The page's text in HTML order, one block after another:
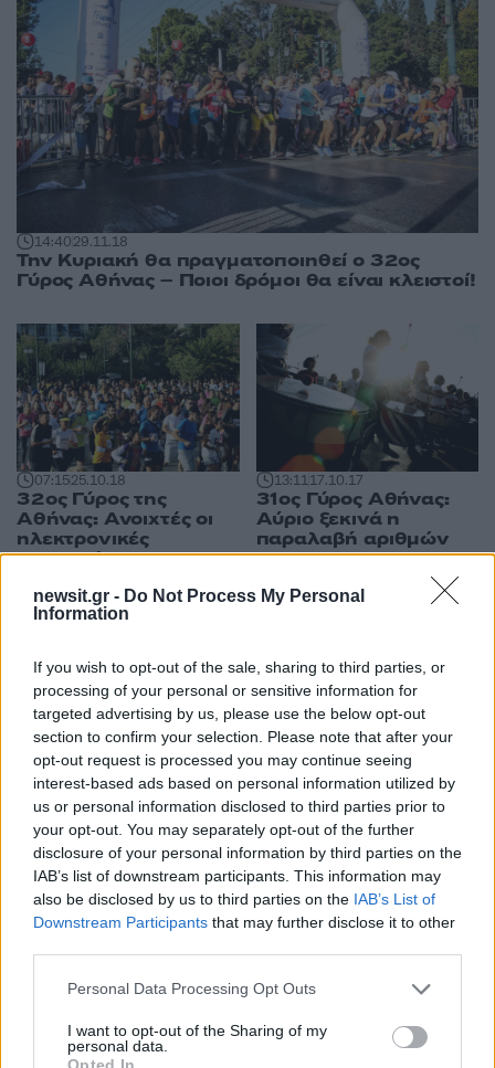
newsit.gr - Do Not Process My Personal
Information
If you wish to opt-out of the sale, sharing to third parties, or
processing of your personal or sensitive information for
targeted advertising by us, please use the below opt-out
section to confirm your selection. Please note that after your
opt-out request is processed you may continue seeing
interest-based ads based on personal information utilized by
us or personal information disclosed to third parties prior to
your opt-out. You may separately opt-out of the further
disclosure of your personal information by third parties on the
IAB’s list of downstream participants. This information may
also be disclosed by us to third parties on the IAB’s List of
Downstream Participants that may further disclose it to other
Please note that this website/app uses one or more Google
not limited to your visit or usage behaviour. You may click to
grant or deny consent to Google and its third-party tags to
Personal Data Processing Opt Outs
I want to opt-out of the Sharing of my
personal data.
Opted In
14:4029.11.18
Την Κυριακή θα πραγματοποιηθεί ο 32ος
Γύρος Αθήνας – Ποιοι δρόμοι θα είναι κλειστοί!
07:1525.10.18
32ος Γύρος της
Αθήνας: Ανοιχτές οι
ηλεκτρονικές
εγγραφές
13:1117.10.17
31ος Γύρος Αθήνας:
Αύριο ξεκινά η
παραλαβή αριθμών